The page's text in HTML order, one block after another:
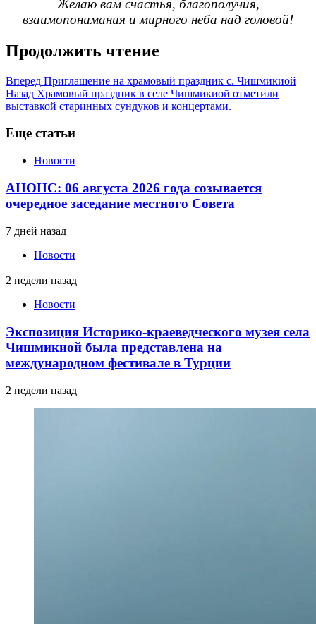
Желаю вам счастья, благополучия,
взаимопонимания и мирного неба над головой!
Продолжить чтение
Вперед Приглашение на храмовый праздник с. Чишмикиой
Назад Храмовый праздник в селе Чишмикиой отметили
выставкой старинных сундуков и концертами.
Еще статьи
Новости
АНОНС: 06 августа 2026 года созывается
очередное заседание местного Совета
7 дней назад
Новости
2 недели назад
Новости
Экспозиция Историко-краеведческого музея села
Чишмикиой была представлена на
международном фестивале в Турции
2 недели назад